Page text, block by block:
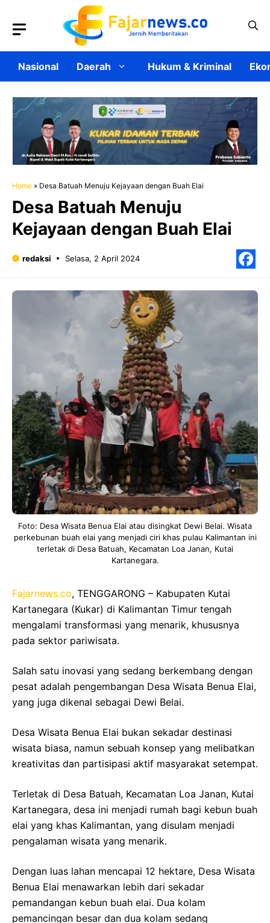
Nasional Daerah Hukum & Kriminal
Home » Desa Batuah Menuju Kejayaan dengan Buah Elai
Desa Batuah Menuju
Kejayaan dengan Buah Elai
redaksi Selasa, 2 April 2024
Foto: Desa Wisata Benua Elai atau disingkat Dewi Belai. Wisata
perkebunan buah elai yang menjadi ciri khas pulau Kalimantan ini
terletak di Desa Batuah, Kecamatan Loa Janan, Kutai
Kartanegara.
Fajarnews.co, TENGGARONG – Kabupaten Kutai
Kartanegara (Kukar) di Kalimantan Timur tengah
mengalami transformasi yang menarik, khususnya
pada sektor pariwisata.
Salah satu inovasi yang sedang berkembang dengan
pesat adalah pengembangan Desa Wisata Benua Elai,
yang juga dikenal sebagai Dewi Belai.
Desa Wisata Benua Elai bukan sekadar destinasi
wisata biasa, namun sebuah konsep yang melibatkan
kreativitas dan partisipasi aktif masyarakat setempat.
Terletak di Desa Batuah, Kecamatan Loa Janan, Kutai
Kartanegara, desa ini menjadi rumah bagi kebun buah
elai yang khas Kalimantan, yang disulam menjadi
pengalaman wisata yang menarik.
Dengan luas lahan mencapai 12 hektare, Desa Wisata
Benua Elai menawarkan lebih dari sekadar
pemandangan kebun buah elai. Dua kolam
pemancingan besar dan dua kolam sedang